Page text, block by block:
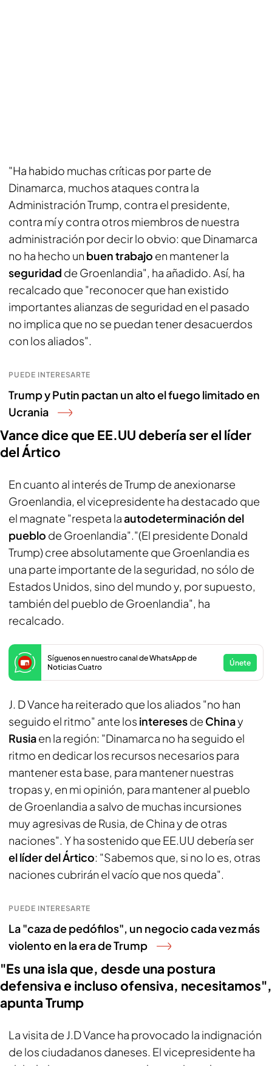
"Ha habido muchas críticas por parte de
Dinamarca, muchos ataques contra la
Administración Trump, contra el presidente,
contra mí y contra otros miembros de nuestra
administración por decir lo obvio: que Dinamarca
no ha hecho un buen trabajo en mantener la
seguridad de Groenlandia", ha añadido. Así, ha
recalcado que "reconocer que han existido
importantes alianzas de seguridad en el pasado
no implica que no se puedan tener desacuerdos
con los aliados".
PUEDE INTERESARTE
Trump y Putin pactan un alto el fuego limitado en
Ucrania
Vance dice que EE.UU debería ser el líder
del Ártico
En cuanto al interés de Trump de anexionarse
Groenlandia, el vicepresidente ha destacado que
el magnate "respeta laautodeterminación del
pueblo de Groenlandia"."(El presidente Donald
Trump) cree absolutamente que Groenlandia es
una parte importante de la seguridad, no sólo de
Estados Unidos, sino del mundo y, por supuesto,
también del pueblo de Groenlandia", ha
recalcado.
Síguenos en nuestro canal de WhatsApp de
Noticias Cuatro
Únete
J. D Vance ha reiterado que los aliados "no han
seguido el ritmo" ante los interesesde Chinay
Rusiaen la región: "Dinamarca no ha seguido el
ritmo en dedicar los recursos necesarios para
mantener esta base, para mantener nuestras
tropas y, en mi opinión, para mantener al pueblo
de Groenlandia a salvo de muchas incursiones
muy agresivas de Rusia, de China y de otras
naciones". Y ha sostenido que EE.UU debería ser
el líder del Ártico: "Sabemos que, si no lo es, otras
naciones cubrirán el vacío que nos queda".
PUEDE INTERESARTE
La "caza de pedófilos", un negocio cada vez más
violento en la era de Trump
"Es una isla que, desde una postura
defensiva e incluso ofensiva, necesitamos",
apunta Trump
La visita de J.D Vance ha provocado la indignación
de los ciudadanos daneses. El vicepresidente ha